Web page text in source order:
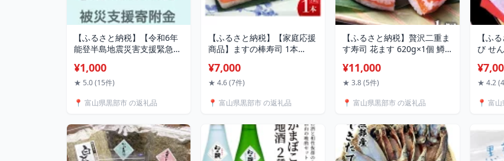
【ふるさと納税】【令和6年
能登半島地震災害支援緊急寄
援寄附金（返礼品はありませ
ん）
¥1,000
★ 5.0 (15件)
📍 富山県黒部市 の返礼品
【ふるさと納税】【家庭応援
商品】ますの棒寿司 1本
県 黒部市 寿司 鮨 ます寿司
ます鮨 棒寿司 お寿司 マス 海
惣菜
¥7,000
★ 4.6 (7件)
📍 富山県黒部市 の返礼品
【ふるさと納税】贅沢二重ま
す寿司 花ます 620g×1個 鱒
万/富山県 黒部市 お寿司 海鮮
魚 魚介類 魚介 加工食品 惣菜
¥11,000
★ 3.8 (5件)
📍 富山県黒部市 の返礼品
【ふ
び せ
山県
お届
集中
★ 4.2
📍 富